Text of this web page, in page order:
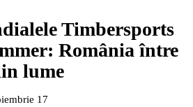
Timbersports
România între
lume
17